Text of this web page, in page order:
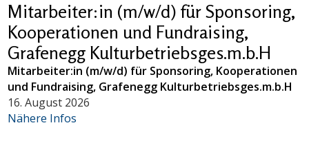
Mitarbeiter:in (m/w/d) für Sponsoring,
Kooperationen und Fundraising,
Grafenegg Kulturbetriebsges.m.b.H
Mitarbeiter:in (m/w/d) für Sponsoring, Kooperationen
und Fundraising, Grafenegg Kulturbetriebsges.m.b.H
16. August 2026
Nähere Infos